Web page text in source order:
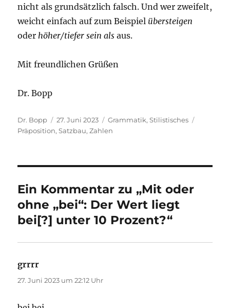
nicht als grundsätzlich falsch. Und wer zweifelt,
weicht einfach auf zum Beispiel übersteigen
oderhöher/tiefer sein als aus.
Mit freundlichen Grüßen
Dr. Bopp
Autor
Dr. Bopp
Veröffentlicht
am
27. Juni 2023 Kategorien
Grammatik,Stilistisches
Präposition,Satzbau,Zahlen
Ein Kommentar zu „Mit oder
ohne „bei“: Der Wert liegt
bei[?] unter 10 Prozent?“
grrrr
27. Juni 2023 um 22:12 Uhr